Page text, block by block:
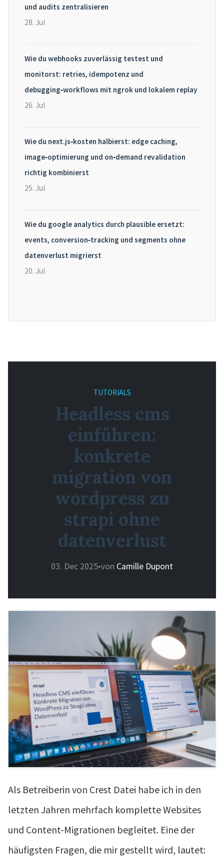
und audits zentralisieren
28. Jul
Wie du webhooks zuverlässig testest und
monitorst: retries, idempotenz und
debugging‑workflows mit ngrok und lokalem replay
26. Jul
Wie du next.js‑kosten halbierst: edge caching,
image‑optimierung und on‑demand revalidation
richtig kombinierst
25. Jul
Wie du google analytics durch plausible ersetzt:
events, conversion‑tracking und segments ohne
datenverlust migrierst
20. Jul
TUTORIALS
Headless cms
einführen:
konkrete
migration von
wordpress zu
strapi ohne
datenverlust
03. Dec 2025•von Camille Dupont
Als Betreiberin von Crest Datei habe ich in den
letzten Jahren mehrfach komplette Websites
und Content-Migrationen begleitet. Eine der
häufigsten Fragen, die mir gestellt wird, lautet: